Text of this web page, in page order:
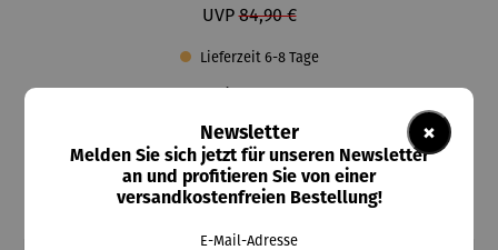
UVP84,90 €
Lieferzeit 6-8 Tage
auswählen
Aluminium / schwarz
Aluminium / silber
Aluminium / weiss
Holz / dunkelbraun
Holz / natur
Holz mit Getränkehalter / dunkelbraun
Holz mit Getränkehalter / natur
×
Newsletter
Melden Sie sich jetzt für unseren Newsletter
an und profitieren Sie von einer
versandkostenfreien Bestellung!
E-Mail-Adresse